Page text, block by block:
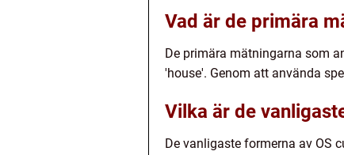
Vad är de primära
De primära mätningarna som
'house'. Genom att använda
Vilka är de
De vanligaste formerna av OS